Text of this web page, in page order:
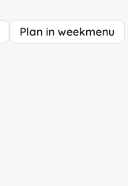
Plan in weekmenu